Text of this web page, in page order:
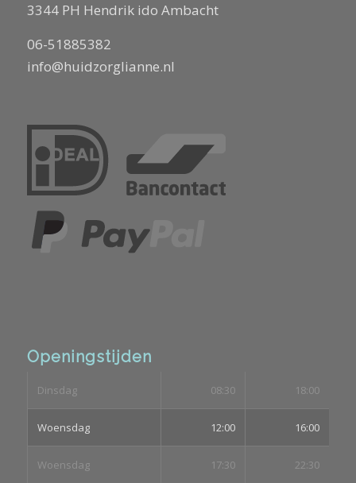
3344 PH Hendrik ido Ambacht
06-51885382
info@huidzorglianne.nl
Openingstijden
Dinsdag 08:30 18:00
Woensdag 12:00 16:00
Woensdag 17:30 22:30